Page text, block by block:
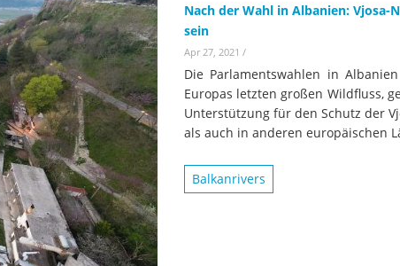
BALKANRIVERS
Una Science Week:
Wissenschaftler:innen legen
die Grundlage für Europas
nächsten Wildfluss-
warnt vor
Europas
2.500
Balkanflüsse
ILISU
WEG DAMMIT
Hintergrund
Konzeptpapier
Meldebogen
Karte
#PROTECTWATER
TEAM
Nach der Wahl in Albanien: Vjosa-
sein
Apr 27, 2021 /
Die Parlamentswahlen in
Europas letzten großen Wildfluss,
Unterstützung für den Schutz der
als auch in anderen europäischen
Balkanrivers